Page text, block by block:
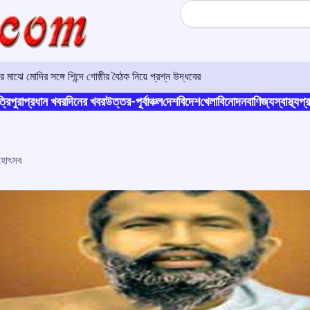
Search
মোদির সঙ্গে শিন্দে গোষ্ঠীর বৈঠক নিয়ে প্রশ্ন উদ্ধবের
প্রধান খবরদিনের খবরউত্তর-পূর্বাঞ্চলদেশবিদেশখেলাবিনোদনবাণিজ্যস্বাস্থ্য